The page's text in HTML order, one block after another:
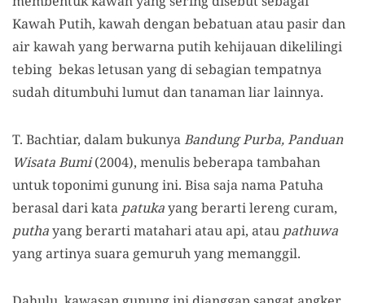
Kawah Putih, kawah dengan bebatuan atau pasir dan
air kawah yang berwarna putih kehijauan dikelilingi
tebing bekas letusan yang di sebagian tempatnya
sudah ditumbuhi lumut dan tanaman liar lainnya.
T. Bachtiar, dalam bukunyaBandung Purba, Panduan
Wisata Bumi(2004), menulis beberapa tambahan
untuk toponimi gunung ini. Bisa saja nama Patuha
berasal dari kata patukayang berarti lereng curam,
puthayang berarti matahari atau api, atau pathuwa
yang artinya suara gemuruh yang memanggil.